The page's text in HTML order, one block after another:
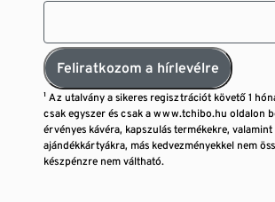
Feliratkozom a hírlevélre
¹ Az utalvány a sikeres regisztrációt követő 1
csak egyszer és csak a www.tchibo.hu oldalon
érvényes kávéra, kapszulás termékekre, valamint
ajándékkártyákra, más kedvezményekkel nem
készpénzre nem váltható.